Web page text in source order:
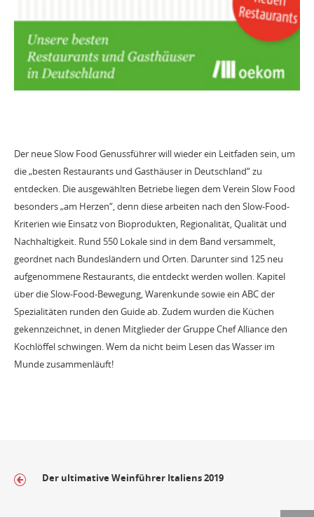
Der neue Slow Food Genussführer will wieder ein Leitfaden sein, um
die „besten Restaurants und Gasthäuser in Deutschland“ zu
entdecken. Die ausgewählten Betriebe liegen dem Verein Slow Food
besonders „am Herzen“, denn diese arbeiten nach den Slow-Food-
Kriterien wie Einsatz von Bioprodukten, Regionalität, Qualität und
Nachhaltigkeit. Rund 550 Lokale sind in dem Band versammelt,
geordnet nach Bundesländern und Orten. Darunter sind 125 neu
aufgenommene Restaurants, die entdeckt werden wollen. Kapitel
über die Slow-Food-Bewegung, Warenkunde sowie ein ABC der
Spezialitäten runden den Guide ab. Zudem wurden die Küchen
gekennzeichnet, in denen Mitglieder der Gruppe Chef Alliance den
Kochlöffel schwingen. Wem da nicht beim Lesen das Wasser im
Munde zusammenläuft!
Der ultimative Weinführer Italiens 2019